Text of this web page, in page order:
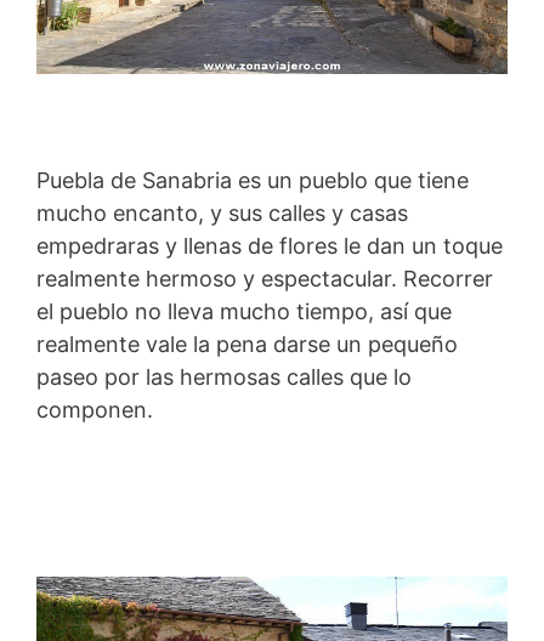
Puebla de Sanabria es un pueblo que tiene
mucho encanto, y sus calles y casas
empedraras y llenas de flores le dan un toque
realmente hermoso y espectacular. Recorrer
el pueblo no lleva mucho tiempo, así que
realmente vale la pena darse un pequeño
paseo por las hermosas calles que lo
componen.